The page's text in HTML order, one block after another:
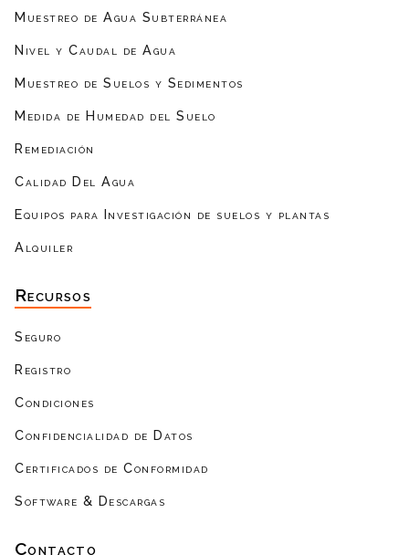
Muestreo de Agua Subterránea
Nivel y Caudal de Agua
Muestreo de Suelos y Sedimentos
Medida de Humedad del Suelo
Remediación
Calidad Del Agua
Equipos para Investigación de suelos y plantas
Alquiler
Recursos
Seguro
Registro
Condiciones
Confidencialidad de Datos
Certificados de Conformidad
Software & Descargas
Contacto